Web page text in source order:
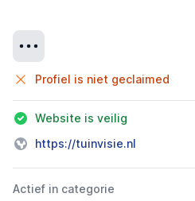
Profiel is niet geclaimed
Website is veilig
https://tuinvisie.nl
Actief in categorie